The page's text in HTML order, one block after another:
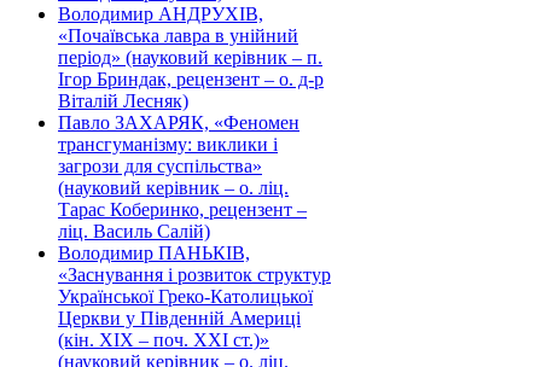
Володимир АНДРУХІВ,
«Почаївська лавра в унійний
період» (науковий керівник – п.
Ігор Бриндак, рецензент – о. д-р
Віталій Лесняк)
Павло ЗАХАРЯК, «Феномен
трансгуманізму: виклики і
загрози для суспільства»
(науковий керівник – о. ліц.
Тарас Коберинко, рецензент –
ліц. Василь Салій)
Володимир ПАНЬКІВ,
«Заснування і розвиток структур
Української Греко-Католицької
Церкви у Південній Америці
(кін. ХІХ – поч. ХХІ ст.)»
(науковий керівник – о. ліц.